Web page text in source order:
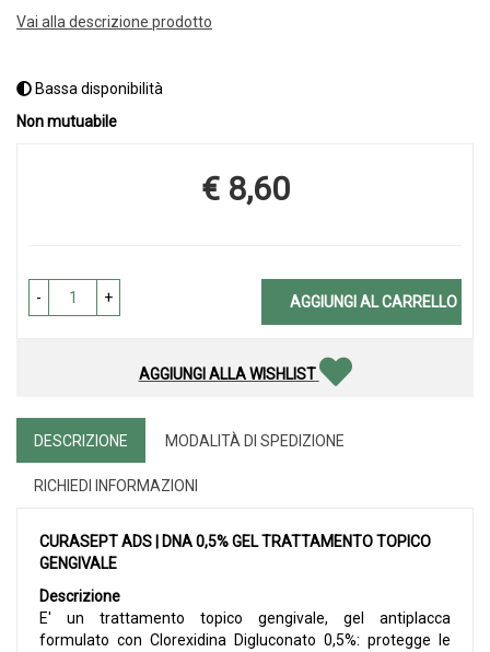
Vai alla descrizione prodotto
Bassa disponibilità
Non mutuabile
Prezzo
€ 8,60
- + AGGIUNGI AL CARRELLO
AGGIUNGI ALLA WISHLIST
DESCRIZIONE MODALITÀ DI SPEDIZIONE
RICHIEDI INFORMAZIONI
CURASEPT ADS | DNA 0,5% GEL TRATTAMENTO TOPICO
GENGIVALE
Descrizione
E' un trattamento topico gengivale, gel antiplacca
formulato con Clorexidina Digluconato 0,5%: protegge le